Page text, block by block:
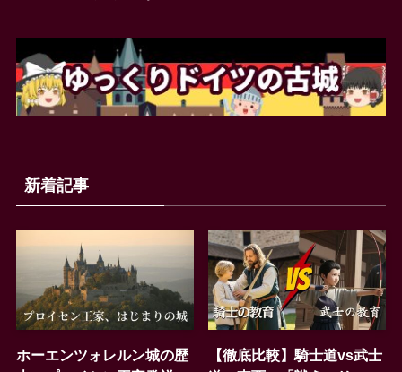
新着記事
ホーエンツォレルン城の歴
【徹底比較】騎士道vs武士